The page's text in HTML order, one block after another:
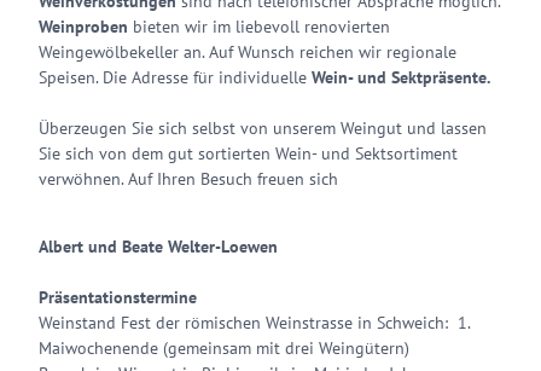
Weinproben bieten wir im liebevoll renovierten
Weingewölbekeller an. Auf Wunsch reichen wir regionale
Speisen. Die Adresse für individuelle Wein- und Sektpräsente.
Überzeugen Sie sich selbst von unserem Weingut und lassen
Sie sich von dem gut sortierten Wein- und Sektsortiment
verwöhnen. Auf Ihren Besuch freuen sich
Albert und Beate Welter-Loewen
Präsentationstermine
Weinstand Fest der römischen Weinstrasse in Schweich: 1.
Maiwochenende (gemeinsam mit drei Weingütern)